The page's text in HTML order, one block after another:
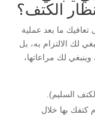
الكتف؟
تعافيك ما بعد عملية
لك الالتزام به، بل
لك مراعاتها،
السليم).
كتفك بها خلال